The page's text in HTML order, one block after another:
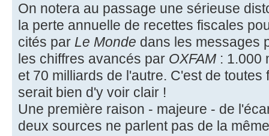
On notera au passage une sérieuse
la perte annuelle de recettes fiscales
cités par Le Monde dans les messages
les chiffres avancés par OXFAM : 1.000
et 70 milliards de l'autre. C'est de
serait bien d'y voir clair !
Une première raison - majeure - de
deux sources ne parlent pas de la